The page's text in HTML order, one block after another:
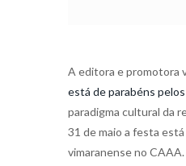
A editora e promotora
está de parabéns
paradigma cultural da
31 de maio a festa
vimaranense no CAAA.